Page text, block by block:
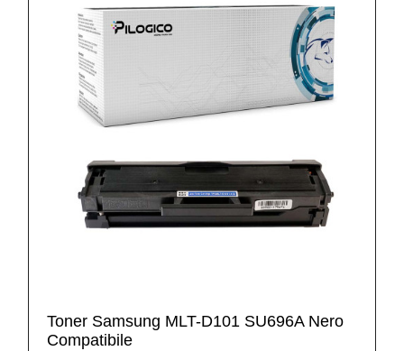
Toner Samsung MLT-D101 SU696A Nero
Compatibile